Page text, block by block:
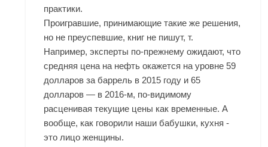
практики.
Проигравшие, принимающие такие же решения,
но не преуспевшие, книг не пишут, т.
Например, эксперты по-прежнему ожидают, что
средняя цена на нефть окажется на уровне 59
долларов за баррель в 2015 году и 65
долларов — в 2016-м, по-видимому
расценивая текущие цены как временные. А
вообще, как говорили наши бабушки, кухня -
это лицо женщины.